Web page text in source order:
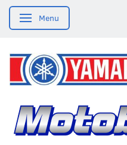
Skifte navigation
Menu